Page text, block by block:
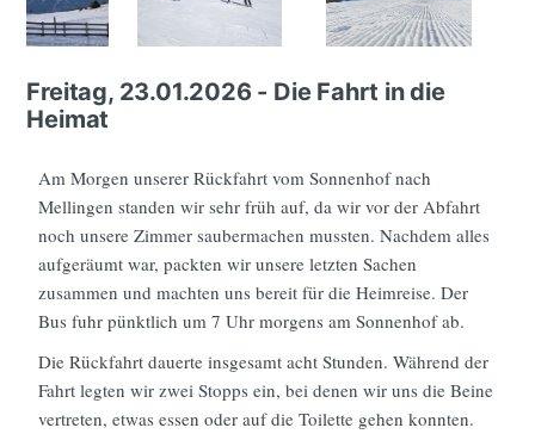
Freitag, 23.01.2026 - Die Fahrt in die
Heimat
Am Morgen unserer Rückfahrt vom Sonnenhof nach
Mellingen standen wir sehr früh auf, da wir vor der Abfahrt
noch unsere Zimmer saubermachen mussten. Nachdem alles
aufgeräumt war, packten wir unsere letzten Sachen
zusammen und machten uns bereit für die Heimreise. Der
Bus fuhr pünktlich um 7 Uhr morgens am Sonnenhof ab.
Die Rückfahrt dauerte insgesamt acht Stunden. Während der
Fahrt legten wir zwei Stopps ein, bei denen wir uns die Beine
vertreten, etwas essen oder auf die Toilette gehen konnten.